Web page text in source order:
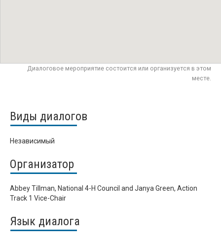
Диалоговое мероприятие состоится или организуется в этом
месте.
Виды диалогов
Независимый
Организатор
Abbey Tillman, National 4-H Council and Janya Green, Action
Track 1 Vice-Chair
Язык диалога